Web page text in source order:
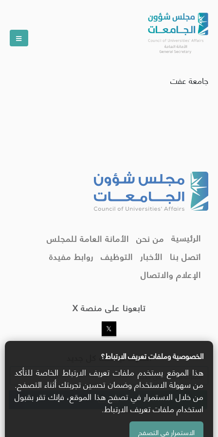
جامعة عفت
الرئيسية من نحن الأمانة العامة للمجلس
اتصل بنا الأخبار التوظيف روابط مفيدة
الإعلام والاتصال
تابعونا على منصة X
اشترك ليصلك كل جديد
الخصوصية وملفات تعريف الارتباط؟
هذا الموقع يستخدم ملفات تعريف الارتباط الخاصة للتأكد
من سهولة الاستخدام وضمان تحسين تجربتك أثناء التصفح.
من خلال الاستمرار في تصفح هذا الموقع، فإنك تقر بقبول
استخدام ملفات تعريف الارتباط.
الاستمرار في التصفح